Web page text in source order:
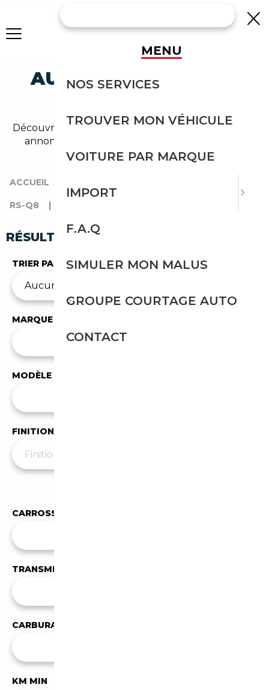
AUDI RS-Q8 BERLINE
Découvrez un large choix de audi berline dans nos
annonces de rs-q8. Un import sans effort avec
Courtage Auto.
ACCUEIL
RS-Q8 |
RÉSULTATS DE VOTRE RECHERCHE
TRIER PAR
MARQUE
Audi
MODÈLE
FINITION
CARROSSERIE
TRANSMISSION
CARBURANT
KM MIN
MENU
NOS SERVICES
TROUVER MON VÉHICULE
VOITURE PAR MARQUE
IMPORT
F.A.Q
SIMULER MON MALUS
GROUPE COURTAGE AUTO
CONTACT